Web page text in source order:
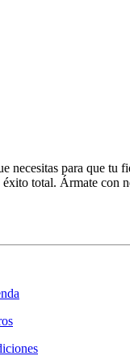
necesitas para que tu
éxito total. Ármate con